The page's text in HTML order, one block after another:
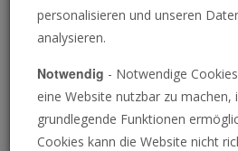
Erhalten Sie wichtige Analysen,
personalisieren und unseren
analysieren.
Notwendig - Notwendige
eine Website nutzbar zu machen,
grundlegende Funktionen
Cookies kann die Website nicht